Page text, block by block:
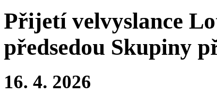
Přijetí velvyslance
předsedou Skupiny
16. 4. 2026